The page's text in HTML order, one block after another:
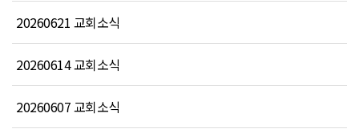
20260621 교회소식
20260614 교회소식
20260607 교회소식